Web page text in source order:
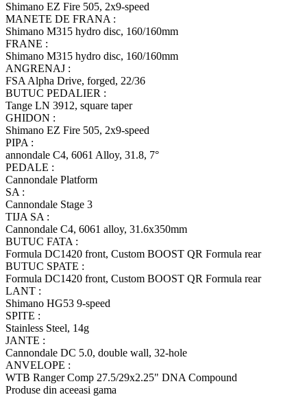
Shimano EZ Fire 505, 2x9-speed
MANETE DE FRANA :
Shimano M315 hydro disc, 160/160mm
FRANE :
Shimano M315 hydro disc, 160/160mm
ANGRENAJ :
FSA Alpha Drive, forged, 22/36
BUTUC PEDALIER :
Tange LN 3912, square taper
GHIDON :
Shimano EZ Fire 505, 2x9-speed
PIPA :
annondale C4, 6061 Alloy, 31.8, 7°
PEDALE :
Cannondale Platform
SA :
Cannondale Stage 3
TIJA SA :
Cannondale C4, 6061 alloy, 31.6x350mm
BUTUC FATA :
Formula DC1420 front, Custom BOOST QR Formula rear
BUTUC SPATE :
Formula DC1420 front, Custom BOOST QR Formula rear
LANT :
Shimano HG53 9-speed
SPITE :
Stainless Steel, 14g
JANTE :
Cannondale DC 5.0, double wall, 32-hole
ANVELOPE :
WTB Ranger Comp 27.5/29x2.25" DNA Compound
Produse din aceeasi gama